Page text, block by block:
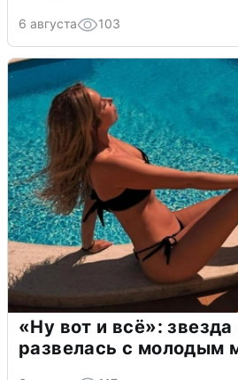
6 августа 103
«Ну вот и всё»:
развелась с молодым